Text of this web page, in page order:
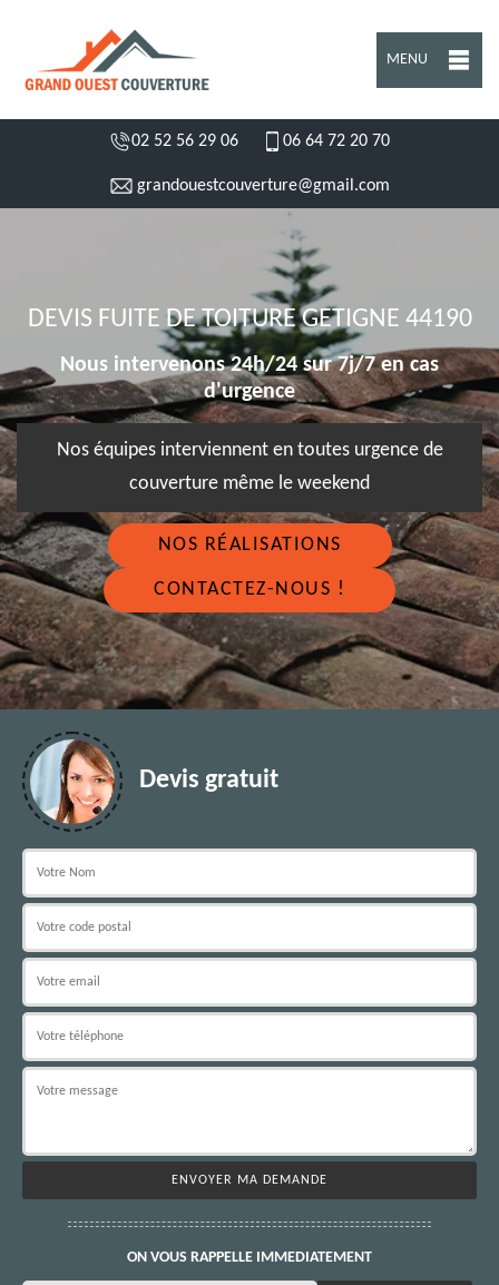
MENU
02 52 56 29 06 06 64 72 20 70
grandouestcouverture@gmail.com
DEVIS FUITE DE TOITURE GETIGNE 44190
Nous intervenons 24h/24 sur 7j/7 en cas
d'urgence
Nos équipes interviennent en toutes urgence de
couverture même le weekend
NOS RÉALISATIONS
CONTACTEZ-NOUS !
Devis gratuit
ON VOUS RAPPELLE IMMEDIATEMENT